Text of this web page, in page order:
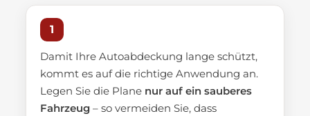
1
Damit Ihre Autoabdeckung lange schützt,
kommt es auf die richtige Anwendung an.
Legen Sie die Plane nur auf ein sauberes
Fahrzeug – so vermeiden Sie, dass